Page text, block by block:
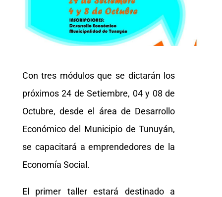
Con tres módulos que se dictarán los
próximos 24 de Setiembre, 04 y 08 de
Octubre, desde el área de Desarrollo
Económico del Municipio de Tunuyán,
se capacitará a emprendedores de la
Economía Social.
El primer taller estará destinado a